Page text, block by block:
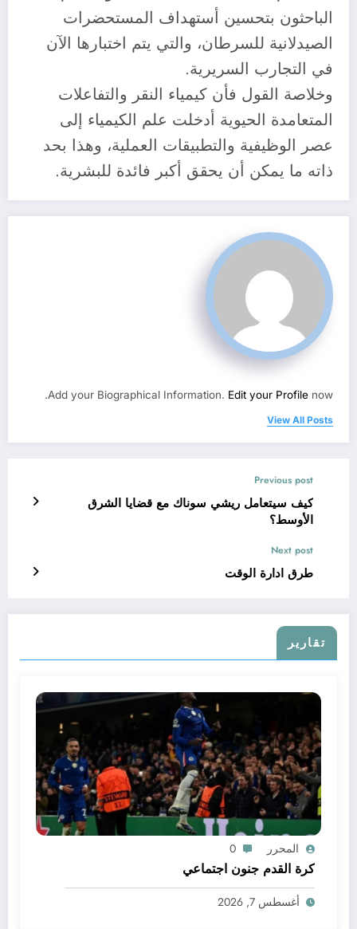
الباحثون بتحسين أستهداف المستحضرات
الصيدلانية للسرطان، والتي يتم اختبارها الآن
في التجارب السريرية.
وخلاصة القول فأن كيمياء النقر والتفاعلات
المتعامدة الحيوية أدخلت علم الكيمياء إلى
عصر الوظيفية والتطبيقات العملية، وهذا بحد
ذاته ما يمكن أن يحقق أكبر فائدة للبشرية.
Add your Biographical Information. Edit your Profile now.
View All Posts
Previous post
كيف سيتعامل ريشي سوناك مع قضايا الشرق
الأوسط؟
Next post
طرق ادارة الوقت
تقارير
المحرر 0
كرة القدم جنون اجتماعي
أغسطس 7, 2026